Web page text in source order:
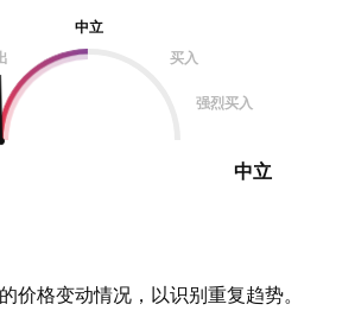
中立
买入
强烈买入
中立
价格变动情况，以识别重复趋势。